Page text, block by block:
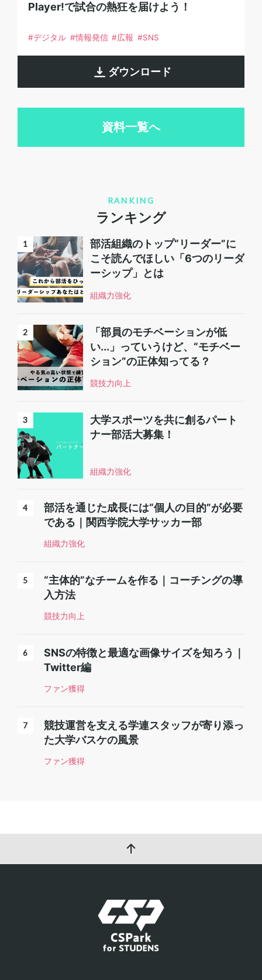
Player!で試合の熱狂を届けよう！
デジタル 情報発信 広報 SNS
ダウンロード
資料一覧へ
RANKING
ランキング
部活組織のトップ“リーダー”に
こそ読んでほしい「6つのリーダ
ーシップ」とは
組織力強化
「部員のモチベーションが低
い...」っていうけど、“モチベー
ション”の正体知ってる？
競技力向上
大学スポーツを共に創るパート
ナー部活大募集！
組織力強化
部活を通じた成長には“個人の目的”が必要
である｜関西学院大学サッカー部
組織力強化
“主体的”なチームを作る｜コーチングの導
入方法
競技力向上
SNSの特徴と最適な画像サイズを知ろう｜
Twitter編
ファン獲得
競技運営を支える学連スタッフが寄り添っ
た大学バスケの風景
ファン獲得